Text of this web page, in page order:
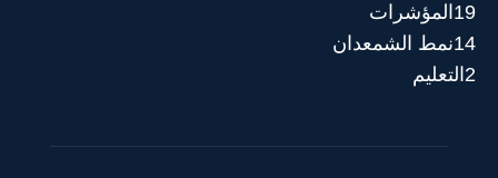
المؤشرات 19
نمط الشمعدان14
التعليم 2